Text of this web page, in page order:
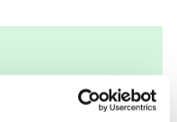
til forældre
fritidshjem, SFO